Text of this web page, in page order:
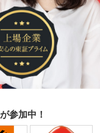
が参加中！